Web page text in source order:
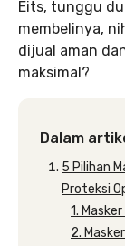
Eits, tunggu
membelinya,
dijual aman
maksimal?
Dalam
5 Pilihan
Proteksi
1.
2.